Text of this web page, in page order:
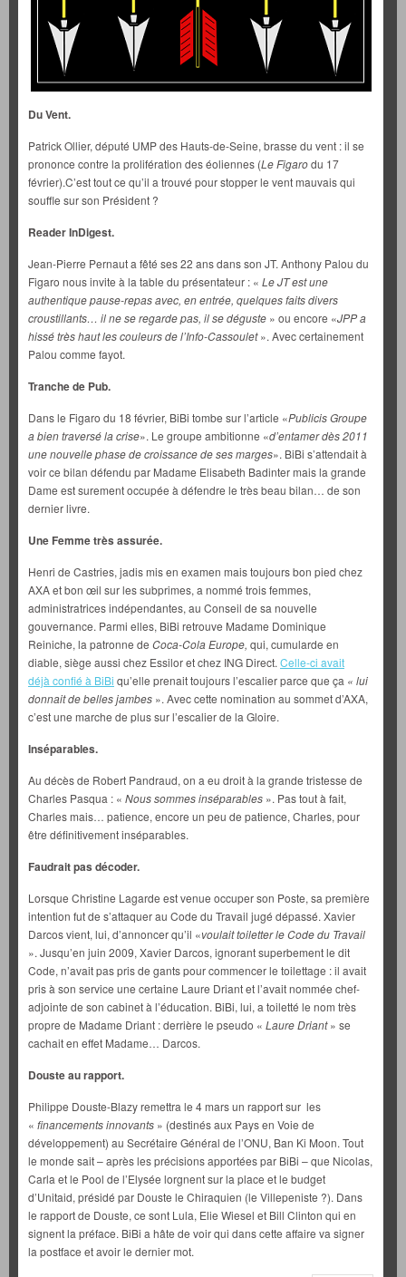
Du Vent.
Patrick Ollier, député UMP des Hauts-de-Seine, brasse du vent : il se
prononce contre la prolifération des éoliennes (Le Figarodu 17
février).C’est tout ce qu’il a trouvé pour stopper le vent mauvais qui
souffle sur son Président ?
Reader InDigest.
Jean-Pierre Pernaut a fêté ses 22 ans dans son JT. Anthony Palou du
Figaro nous invite à la table du présentateur : « Le JT est une
authentique pause-repas avec, en entrée, quelques faits divers
croustillants… il ne se regarde pas, il se déguste » ou encore «JPP a
hissé très haut lescouleurs de l’Info-Cassoulet». Avec certainement
Palou comme fayot.
Tranche de Pub.
Dans le Figaro du 18 février, BiBi tombe sur l’article «Publicis Groupe
a bien traversé la crise». Le groupe ambitionne «d’entamer dès 2011
une nouvelle phase de croissance de ses marges». BiBi s’attendait à
voir ce bilan défendu par Madame Elisabeth Badinter mais la grande
Dame est surement occupée à défendre le très beau bilan… de son
dernier livre.
Une Femme très assurée.
Henri de Castries, jadis mis en examen mais toujours bon pied chez
AXA et bon œil sur les subprimes, a nommé trois femmes,
administratrices indépendantes, au Conseil de sa nouvelle
gouvernance. Parmi elles, BiBi retrouve Madame Dominique
Reiniche, la patronne de Coca-Cola Europe, qui, cumularde en
diable, siège aussi chez Essilor et chez ING Direct. Celle-ci avait
déjà confié à BiBi qu’elle prenait toujours l’escalier parce que ça « lui
donnait de belles jambes ». Avec cette nomination au sommet d’AXA,
c’est une marche de plus sur l’escalier de la Gloire.
Inséparables.
Au décès de Robert Pandraud, on a eu droit à la grande tristesse de
Charles Pasqua : « Nous sommes inséparables ». Pas tout à fait,
Charles mais… patience, encore un peu de patience, Charles, pour
être définitivement inséparables.
Faudrait pas décoder.
Lorsque Christine Lagarde est venue occuper son Poste, sa première
intention fut de s’attaquer au Code du Travail jugé dépassé. Xavier
Darcos vient, lui, d’annoncer qu’il «voulait toiletter le Code du Travail
». Jusqu’en juin 2009, Xavier Darcos, ignorant superbement le dit
Code, n’avait pas pris de gants pour commencer le toilettage : il avait
pris à son service une certaine Laure Driant et l’avait nommée chef-
adjointe de son cabinet à l’éducation. BiBi, lui, a toiletté le nom très
propre de Madame Driant : derrière le pseudo « Laure Driant» se
cachait en effet Madame… Darcos.
Douste au rapport.
Philippe Douste-Blazy remettra le 4 mars un rapport sur les
« financements innovants » (destinés aux Pays en Voie de
développement) au Secrétaire Général de l’ONU, Ban Ki Moon. Tout
le monde sait – après les précisions apportées par BiBi – que Nicolas,
Carla et le Pool de l’Elysée lorgnent sur la place et le budget
d’Unitaid, présidé par Douste le Chiraquien (le Villepeniste ?). Dans
le rapport de Douste, ce sont Lula, Elie Wiesel et Bill Clinton qui en
signent la préface. BiBi a hâte de voir qui dans cette affaire va signer
la postface et avoir le dernier mot.